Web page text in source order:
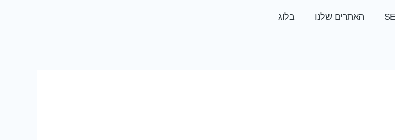
האתרים שלנו בלוג